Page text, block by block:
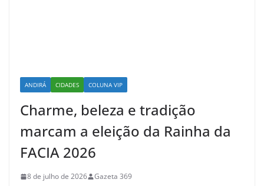
ANDIRÁ CIDADES COLUNA VIP
Charme, beleza e tradição
marcam a eleição da Rainha da
FACIA 2026
8 de julho de 2026 Gazeta 369